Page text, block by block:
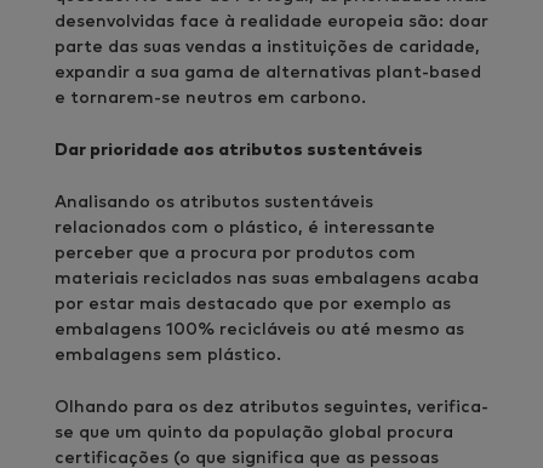
desenvolvidas face à realidade europeia são: doar
parte das suas vendas a instituições de caridade,
expandir a sua gama de alternativas plant-based
e tornarem-se neutros em carbono.
Dar prioridade aos atributos sustentáveis
Analisando os atributos sustentáveis
relacionados com o plástico, é interessante
perceber que a procura por produtos com
materiais reciclados nas suas embalagens acaba
por estar mais destacado que por exemplo as
embalagens 100% recicláveis ou até mesmo as
embalagens sem plástico.
Olhando para os dez atributos seguintes, verifica-
se que um quinto da população global procura
certificações (o que significa que as pessoas